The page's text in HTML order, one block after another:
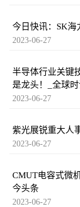
今日快讯：SK海
2023-06-27
半导体行业关键
是龙头！_全球
2023-06-27
紫光展锐重大人
2023-06-27
CMUT电容式微
今头条
2023-06-27